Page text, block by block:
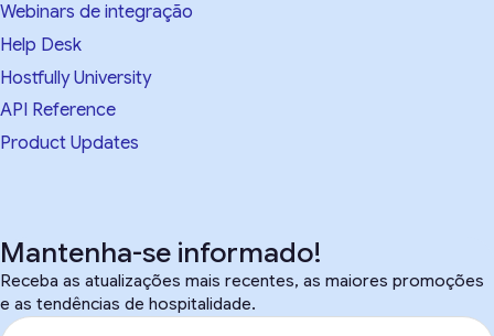
Webinars de integração
Help Desk
Hostfully University
API Reference
Product Updates
Mantenha-se informado!
Receba as atualizações mais recentes, as maiores promoções
e as tendências de hospitalidade.